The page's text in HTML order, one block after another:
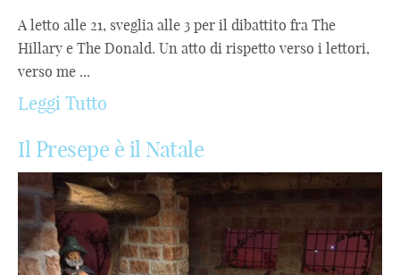
A letto alle 21, sveglia alle 3 per il dibattito fra The
Hillary e The Donald. Un atto di rispetto verso i lettori,
verso me ...
Leggi Tutto
Il Presepe è il Natale